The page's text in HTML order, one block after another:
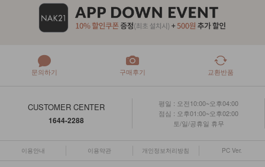
문의하기 구매후기 교환반품
CUSTOMER CENTER
1644-2288
평일 : 오전10:00~오후04:00
점심 : 오후01:00~오후02:00
토/일/공휴일 휴무
이용안내 이용약관 개인정보처리방침 PC Ver.